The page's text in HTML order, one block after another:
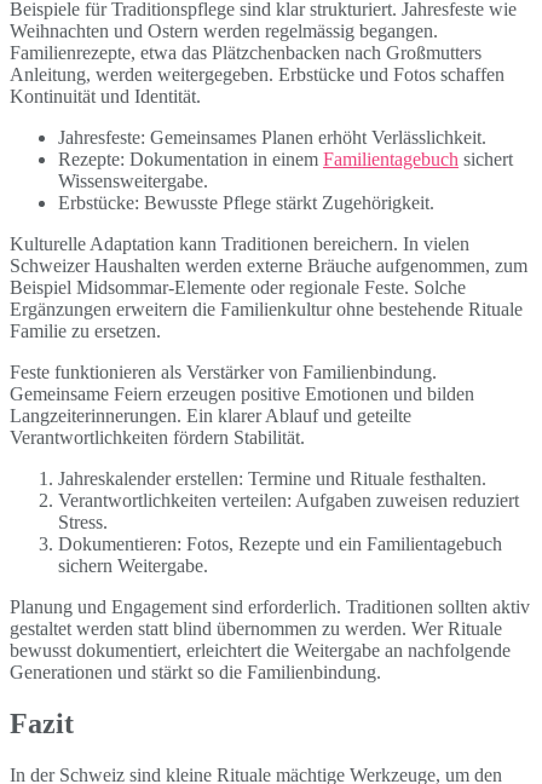
Beispiele für Traditionspflege sind klar strukturiert. Jahresfeste wie
Weihnachten und Ostern werden regelmässig begangen.
Familienrezepte, etwa das Plätzchenbacken nach Großmutters
Anleitung, werden weitergegeben. Erbstücke und Fotos schaffen
Kontinuität und Identität.
Jahresfeste: Gemeinsames Planen erhöht Verlässlichkeit.
Rezepte: Dokumentation in einem Familientagebuch sichert
Wissensweitergabe.
Erbstücke: Bewusste Pflege stärkt Zugehörigkeit.
Kulturelle Adaptation kann Traditionen bereichern. In vielen
Schweizer Haushalten werden externe Bräuche aufgenommen, zum
Beispiel Midsommar-Elemente oder regionale Feste. Solche
Ergänzungen erweitern die Familienkultur ohne bestehende Rituale
Familie zu ersetzen.
Feste funktionieren als Verstärker von Familienbindung.
Gemeinsame Feiern erzeugen positive Emotionen und bilden
Langzeiterinnerungen. Ein klarer Ablauf und geteilte
Verantwortlichkeiten fördern Stabilität.
Jahreskalender erstellen: Termine und Rituale festhalten.
Verantwortlichkeiten verteilen: Aufgaben zuweisen reduziert
Stress.
Dokumentieren: Fotos, Rezepte und ein Familientagebuch
sichern Weitergabe.
Planung und Engagement sind erforderlich. Traditionen sollten aktiv
gestaltet werden statt blind übernommen zu werden. Wer Rituale
bewusst dokumentiert, erleichtert die Weitergabe an nachfolgende
Generationen und stärkt so die Familienbindung.
Fazit
In der Schweiz sind kleine Rituale mächtige Werkzeuge, um den